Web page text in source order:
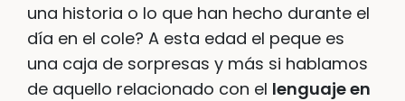
una historia o lo que han hecho durante el
día en el cole? A esta edad el peque es
una caja de sorpresas y más si hablamos
de aquello relacionado con el lenguaje en